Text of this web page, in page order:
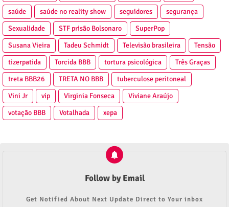
saúde
saúde no reality show seguidores
segurança
Sexualidade
STF prisão Bolsonaro
SuperPop
Susana Vieira
Tadeu Schmidt Televisão brasileira
Tensão
tizerpatida
Torcida BBB tortura psicológica
Três Graças
treta BBB26
TRETA NO BBB
tuberculose peritoneal
Vini Jr
vip Virginia Fonseca
Viviane Araújo
votação BBB
Votalhada xepa
Follow by Email
Get Notified About Next Update Direct to Your inbox